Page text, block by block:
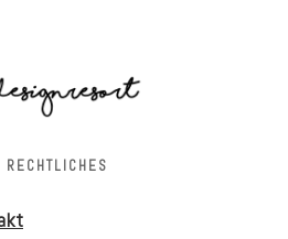
RECHTLICHES